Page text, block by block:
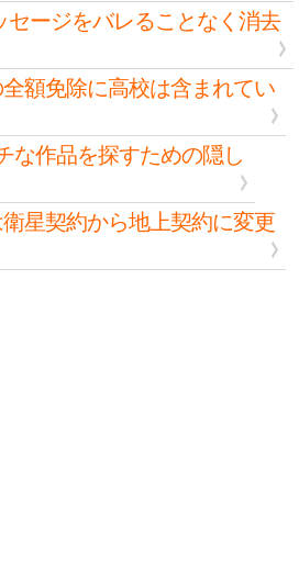
セージをバレることなく消去
額免除に高校は含まれてい
な作品を探すための隠し
星契約から地上契約に変更